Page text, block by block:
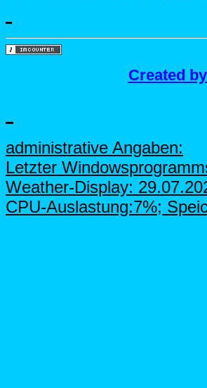
Created
administrative Angaben:
Letzter
Weather-Display:
CPU-Auslastung:7%;